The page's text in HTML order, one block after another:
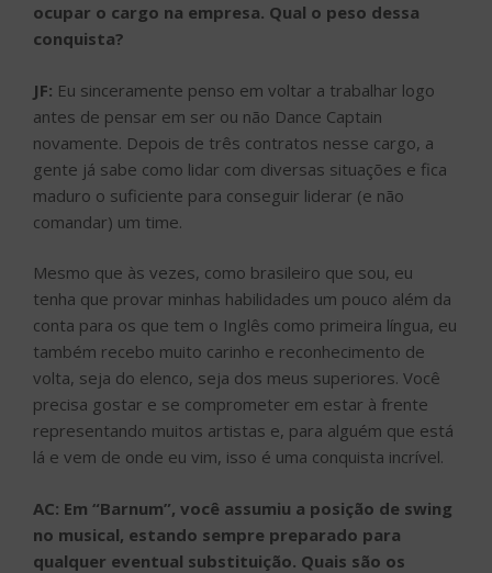
ocupar o cargo na empresa. Qual o peso dessa
conquista?
JF: Eu sinceramente penso em voltar a trabalhar logo
antes de pensar em ser ou não Dance Captain
novamente. Depois de três contratos nesse cargo, a
gente já sabe como lidar com diversas situações e fica
maduro o suficiente para conseguir liderar (e não
comandar) um time.
Mesmo que às vezes, como brasileiro que sou, eu
tenha que provar minhas habilidades um pouco além da
conta para os que tem o Inglês como primeira língua, eu
também recebo muito carinho e reconhecimento de
volta, seja do elenco, seja dos meus superiores. Você
precisa gostar e se comprometer em estar à frente
representando muitos artistas e, para alguém que está
lá e vem de onde eu vim, isso é uma conquista incrível.
AC: Em “Barnum”, você assumiu a posição de swing
no musical, estando sempre preparado para
qualquer eventual substituição. Quais são os